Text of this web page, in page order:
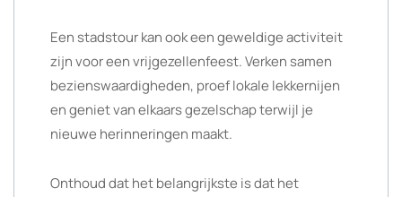
Een stadstour kan ook een geweldige activiteit
zijn voor een vrijgezellenfeest. Verken samen
bezienswaardigheden, proef lokale lekkernijen
en geniet van elkaars gezelschap terwijl je
nieuwe herinneringen maakt.
Onthoud dat het belangrijkste is dat het